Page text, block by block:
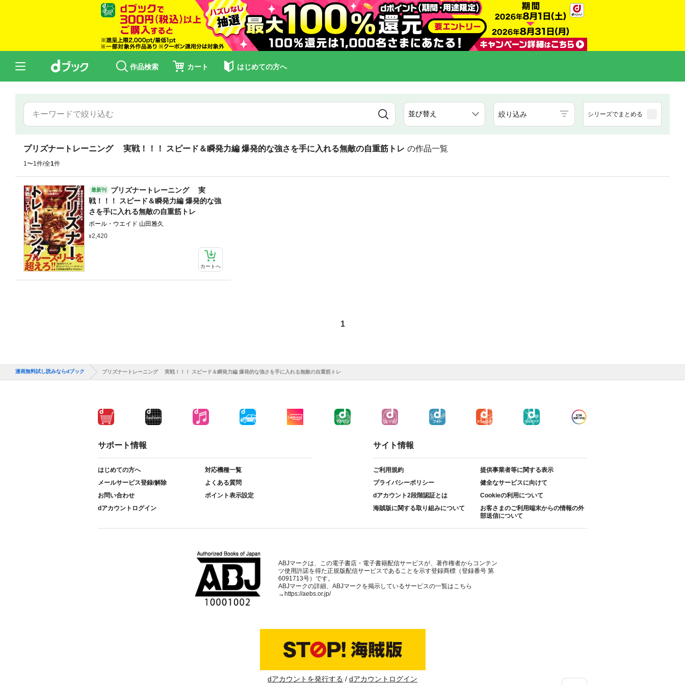
作品検索 カート はじめての方へ
絞り込み シリーズでまとめる
プリズナートレーニング 実戦！！！ スピード＆瞬発力編 爆発的な強さを手に入れる無敵の自重筋トレ の作品一覧
1〜1件/全1件
最新刊
プリズナートレーニング 実
戦！！！ スピード＆瞬発力編 爆発的な強
さを手に入れる無敵の自重筋トレ
ポール・ウエイド 山田雅久
2,420
カートへ
1
漫画無料試し読みならdブック プリズナートレーニング 実戦！！！ スピード＆瞬発力編 爆発的な強さを手に入れる無敵の自重筋トレ
サポート情報
はじめての方へ
対応機種一覧
メールサービス登録/解除
よくある質問
お問い合わせ
ポイント表示設定
dアカウントログイン
サイト情報
ご利用規約
提供事業者等に関する表示
プライバシーポリシー
健全なサービスに向けて
dアカウント2段階認証とは
Cookieの利用について
海賊版に関する取り組みについて
お客さまのご利用端末からの情報の外
部送信について
ABJマークは、この電子書店・電子書籍配信サービスが、著作権者からコンテン
ツ使用許諾を得た正規版配信サービスであることを示す登録商標（登録番号 第
6091713号）です。
ABJマークの詳細、ABJマークを掲示しているサービスの一覧はこちら
→https://aebs.or.jp/
dアカウントを発行する dアカウントログイン